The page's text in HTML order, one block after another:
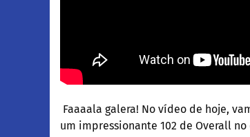
Faaaala galera! No vídeo de hoje,
um impressionante 102 de Overall